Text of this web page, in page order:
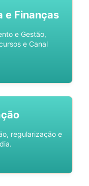
e Finanças
e Gestão,
e Canal
regularização e